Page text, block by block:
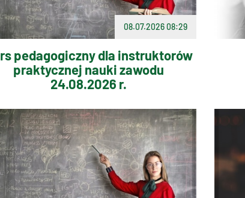
08.07.2026 08:29
pedagogiczny dla instruktorów
praktycznej nauki zawodu
24.08.2026 r.